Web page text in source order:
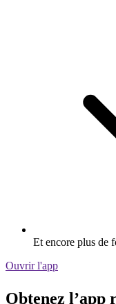
Et encore plus de
Ouvrir l'app
Obtenez